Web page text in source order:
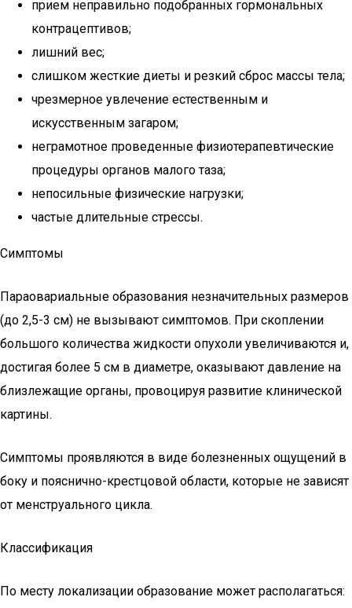
прием неправильно подобранных гормональных
контрацептивов;
лишний вес;
слишком жесткие диеты и резкий сброс массы тела;
чрезмерное увлечение естественным и
искусственным загаром;
неграмотное проведенные физиотерапевтические
процедуры органов малого таза;
непосильные физические нагрузки;
частые длительные стрессы.
Симптомы
Параовариальные образования незначительных размеров
(до 2,5-3 см) не вызывают симптомов. При скоплении
большого количества жидкости опухоли увеличиваются и,
достигая более 5 см в диаметре, оказывают давление на
близлежащие органы, провоцируя развитие клинической
картины.
Симптомы проявляются в виде болезненных ощущений в
боку и пояснично-крестцовой области, которые не зависят
от менструального цикла.
Классификация
По месту локализации образование может располагаться: